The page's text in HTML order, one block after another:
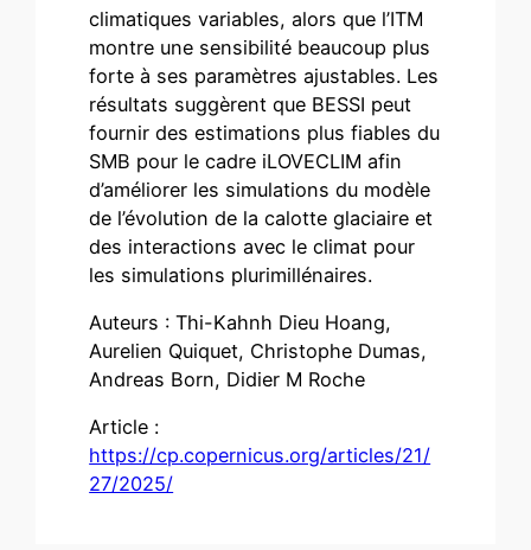
climatiques variables, alors que l’ITM
montre une sensibilité beaucoup plus
forte à ses paramètres ajustables. Les
résultats suggèrent que BESSI peut
fournir des estimations plus fiables du
SMB pour le cadre iLOVECLIM afin
d’améliorer les simulations du modèle
de l’évolution de la calotte glaciaire et
des interactions avec le climat pour
les simulations plurimillénaires.
Auteurs : Thi-Kahnh Dieu Hoang,
Aurelien Quiquet, Christophe Dumas,
Andreas Born, Didier M Roche
Article :
https://cp.copernicus.org/articles/21/
27/2025/